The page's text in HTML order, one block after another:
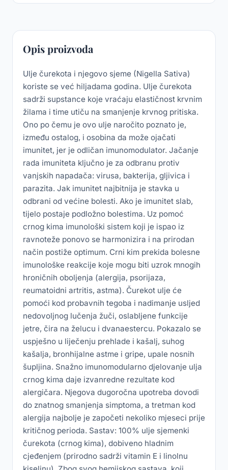
Opis proizvoda
Ulje čurekota i njegovo sjeme (Nigella Sativa)
koriste se već hiljadama godina. Ulje čurekota
sadrži supstance koje vraćaju elastičnost krvnim
žilama i time utiču na smanjenje krvnog pritiska.
Ono po čemu je ovo ulje naročito poznato je,
između ostalog, i osobina da može ojačati
imunitet, jer je odličan imunomodulator. Jačanje
rada imuniteta ključno je za odbranu protiv
vanjskih napadača: virusa, bakterija, gljivica i
parazita. Jak imunitet najbitnija je stavka u
odbrani od većine bolesti. Ako je imunitet slab,
tijelo postaje podložno bolestima. Uz pomoć
crnog kima imunološki sistem koji je ispao iz
ravnoteže ponovo se harmonizira i na prirodan
način postiže optimum. Crni kim prekida bolesne
imunološke reakcije koje mogu biti uzrok mnogih
hroničnih oboljenja (alergija, psorijaza,
reumatoidni artritis, astma). Čurekot ulje će
pomoći kod probavnih tegoba i nadimanje usljed
nedovoljnog lučenja žuči, oslabljene funkcije
jetre, čira na želucu i dvanaestercu. Pokazalo se
uspješno u liječenju prehlade i kašalj, suhog
kašalja, bronhijalne astme i gripe, upale nosnih
šupljina. Snažno imunomodularno djelovanje ulja
crnog kima daje izvanredne rezultate kod
alergičara. Njegova dugoročna upotreba dovodi
do znatnog smanjenja simptoma, a tretman kod
alergija najbolje je započeti nekoliko mjeseci prije
kritičnog perioda. Sastav: 100% ulje sjemenki
čurekota (crnog kima), dobiveno hladnim
cjeđenjem (prirodno sadrži vitamin E i linolnu